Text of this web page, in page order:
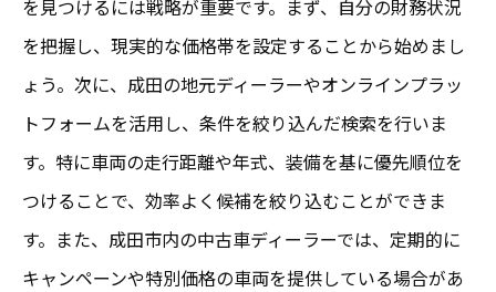
を見つけるには戦略が重要です。まず、自分の財務状況
を把握し、現実的な価格帯を設定することから始めまし
ょう。次に、成田の地元ディーラーやオンラインプラッ
トフォームを活用し、条件を絞り込んだ検索を行いま
す。特に車両の走行距離や年式、装備を基に優先順位を
つけることで、効率よく候補を絞り込むことができま
す。また、成田市内の中古車ディーラーでは、定期的に
キャンペーンや特別価格の車両を提供している場合があ